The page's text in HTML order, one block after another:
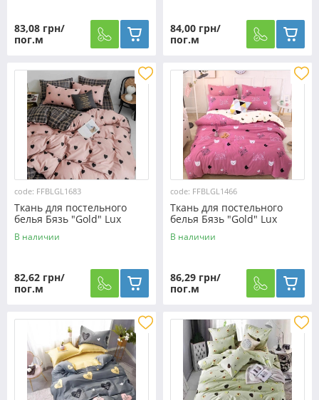
83,08 грн/
пог.м
84,00 грн/
пог.м
code: FFBLGL1683
Ткань для постельного
белья Бязь "Gold" Lux
"Символика любви"
GL1683 (A+B) - (50м+50м)
В наличии
82,62 грн/
пог.м
code: FFBLGL1466
Ткань для постельного
белья Бязь "Gold" Lux
"Следуй за моими ногами"
GL1466 (A+B) - (50м+50м)
В наличии
86,29 грн/
пог.м